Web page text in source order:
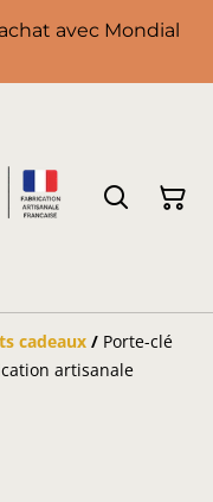
avec Mondial
cadeaux / Porte-clé
artisanale